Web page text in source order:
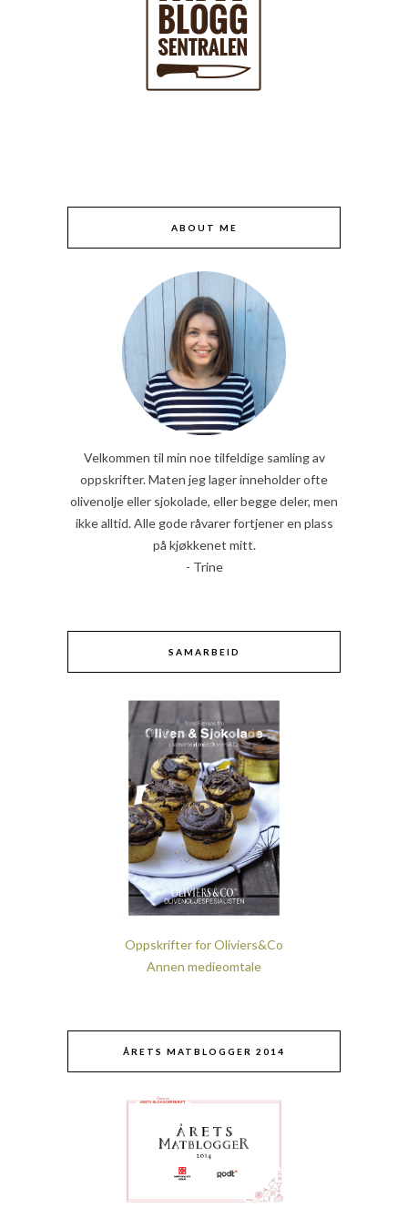
ABOUT ME
Velkommen til min noe tilfeldige samling av
oppskrifter. Maten jeg lager inneholder ofte
olivenolje eller sjokolade, eller begge deler, men
ikke alltid. Alle gode råvarer fortjener en plass
på kjøkkenet mitt.
- Trine
SAMARBEID
Oppskrifter for Oliviers&Co
Annen medieomtale
ÅRETS MATBLOGGER 2014